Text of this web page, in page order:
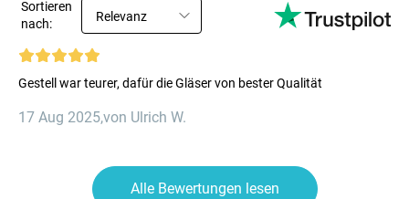
Sortieren
nach:
Relevanz
Gestell war teurer, dafür die Gläser von bester Qualität
17 Aug 2025,von Ulrich W.
Alle Bewertungen lesen